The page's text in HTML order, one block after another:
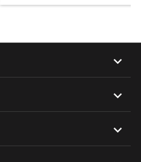


